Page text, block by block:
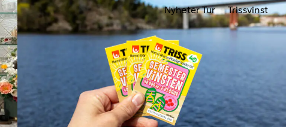
Nyheter Tur Trissvinst